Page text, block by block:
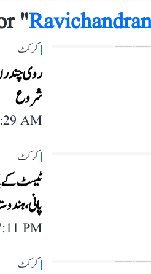
"
کرکٹ
شروع
AM
کرکٹ
ٹیسٹ کے
پانی، ہندوستانی ٹیم
PM
کرکٹ